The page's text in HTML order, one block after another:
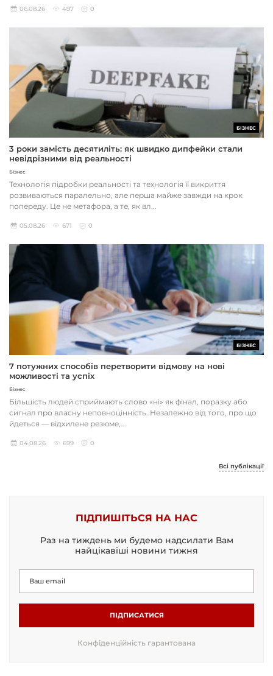
06.08.26 497 0
БІЗНЕС
3 роки замість десятиліть: як швидко дипфейки стали
невідрізними від реальності
Бізнес
Технологія підробки реальності та технологія її викриття
розвиваються паралельно, але перша майже завжди на крок
попереду. Це не метафора, а те, як вл...
05.08.26 671 0
БІЗНЕС
7 потужних способів перетворити відмову на нові
можливості та успіх
Бізнес
Більшість людей сприймають слово «ні» як фінал, поразку або
сигнал про власну неповноцінність. Незалежно від того, про що
йдеться — відхилене резюме,...
04.08.26 699 0
Всі публікації
ПІДПИШІТЬСЯ НА НАС
Раз на тиждень ми будемо надсилати Вам
найцікавіші новини тижня
ПІДПИСАТИСЯ
Конфіденційність гарантована